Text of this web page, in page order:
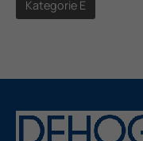
Kategorie E